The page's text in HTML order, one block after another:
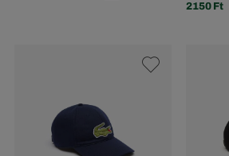
2150 Ft